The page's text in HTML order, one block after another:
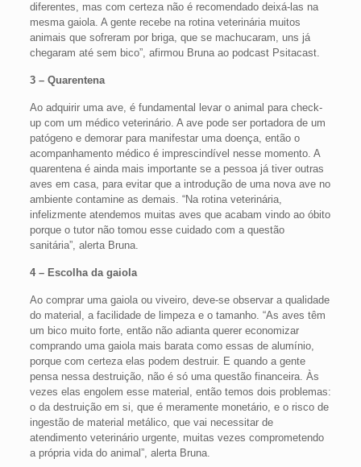
diferentes, mas com certeza não é recomendado deixá-las na
mesma gaiola. A gente recebe na rotina veterinária muitos
animais que sofreram por briga, que se machucaram, uns já
chegaram até sem bico”, afirmou Bruna ao podcast Psitacast.
3 – Quarentena
Ao adquirir uma ave, é fundamental levar o animal para check-
up com um médico veterinário. A ave pode ser portadora de um
patógeno e demorar para manifestar uma doença, então o
acompanhamento médico é imprescindível nesse momento. A
quarentena é ainda mais importante se a pessoa já tiver outras
aves em casa, para evitar que a introdução de uma nova ave no
ambiente contamine as demais. “Na rotina veterinária,
infelizmente atendemos muitas aves que acabam vindo ao óbito
porque o tutor não tomou esse cuidado com a questão
sanitária”, alerta Bruna.
4 – Escolha da gaiola
Ao comprar uma gaiola ou viveiro, deve-se observar a qualidade
do material, a facilidade de limpeza e o tamanho. “As aves têm
um bico muito forte, então não adianta querer economizar
comprando uma gaiola mais barata como essas de alumínio,
porque com certeza elas podem destruir. E quando a gente
pensa nessa destruição, não é só uma questão financeira. Às
vezes elas engolem esse material, então temos dois problemas:
o da destruição em si, que é meramente monetário, e o risco de
ingestão de material metálico, que vai necessitar de
atendimento veterinário urgente, muitas vezes comprometendo
a própria vida do animal”, alerta Bruna.